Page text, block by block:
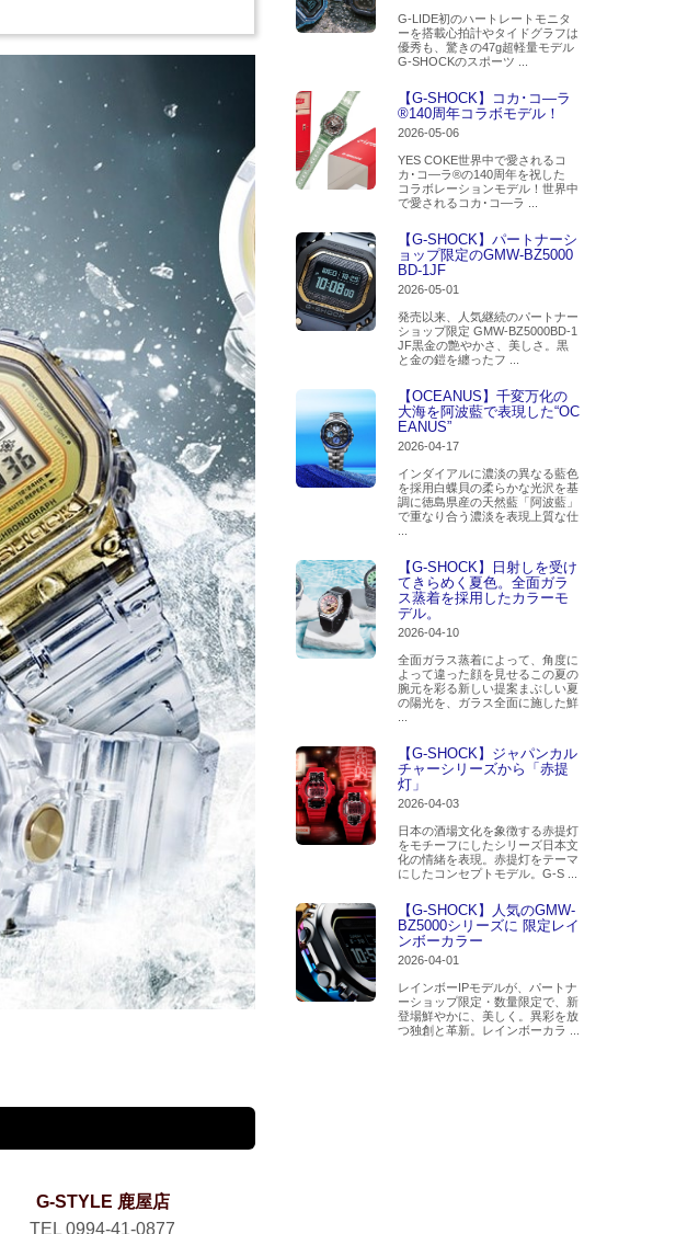
G-STYLE 鹿屋店
TEL 0994-41-0877
G-LIDE初のハートレートモニタ
ーを搭載心拍計やタイドグラフは
優秀も、驚きの47g超軽量モデル
G-SHOCKのスポーツ ...
【G-SHOCK】コカ･コ―ラ
®140周年コラボモデル！
2026-05-06
YES COKE世界中で愛されるコ
カ･コ―ラ®の140周年を祝した
コラボレーションモデル！世界中
で愛されるコカ･コ―ラ ...
【G-SHOCK】パートナーシ
ョップ限定のGMW-BZ5000
BD-1JF
2026-05-01
発売以来、人気継続のパートナー
ショップ限定 GMW-BZ5000BD-1
JF黒金の艶やかさ、美しさ。黒
と金の鎧を纏ったフ ...
【OCEANUS】千変万化の
大海を阿波藍で表現した“OC
EANUS”
2026-04-17
インダイアルに濃淡の異なる藍色
を採用白蝶貝の柔らかな光沢を基
調に徳島県産の天然藍「阿波藍」
で重なり合う濃淡を表現上質な仕
【G-SHOCK】日射しを受け
てきらめく夏色。全面ガラ
ス蒸着を採用したカラーモ
デル。
2026-04-10
全面ガラス蒸着によって、角度に
よって違った顔を見せるこの夏の
腕元を彩る新しい提案まぶしい夏
の陽光を、ガラス全面に施した鮮
【G-SHOCK】ジャパンカル
チャーシリーズから「赤提
灯」
2026-04-03
日本の酒場文化を象徴する赤提灯
をモチーフにしたシリーズ日本文
化の情緒を表現。赤提灯をテーマ
にしたコンセプトモデル。G-S ...
【G-SHOCK】人気のGMW-
BZ5000シリーズに 限定レイ
ンボーカラー
2026-04-01
レインボーIPモデルが、パートナ
ーショップ限定・数量限定で、新
登場鮮やかに、美しく。異彩を放
つ独創と革新。レインボーカラ ...